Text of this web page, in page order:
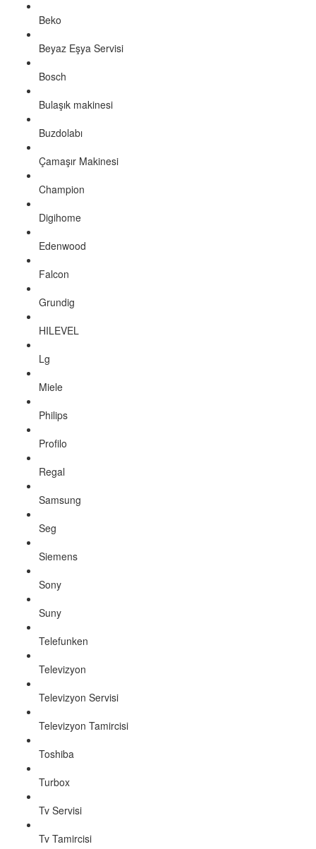
Beko
Beyaz Eşya Servisi
Bosch
Bulaşık makinesi
Buzdolabı
Çamaşır Makinesi
Champion
Digihome
Edenwood
Falcon
Grundig
HILEVEL
Lg
Miele
Philips
Profilo
Regal
Samsung
Seg
Siemens
Sony
Suny
Telefunken
Televizyon
Televizyon Servisi
Televizyon Tamircisi
Toshiba
Turbox
Tv Servisi
Tv Tamircisi